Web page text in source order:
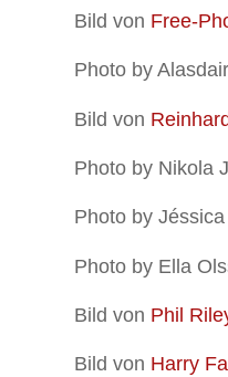
Bild von Free-
Photo by
Bild von
Photo by Nikola
Photo by
Photo by Ella
Bild von Phil
Bild von Harry